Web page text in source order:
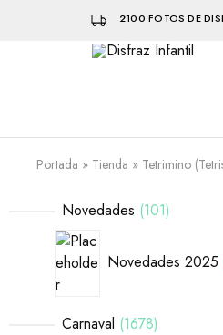
2100 FOTOS DE
hacen
la
Portada » Tienda » Tetrimino
Novedades 101
Novedades 2025
Carnaval 1678